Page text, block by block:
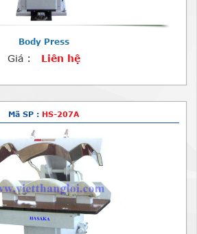
Body Press
Giá : Liên hệ
Mã SP : HS-207A